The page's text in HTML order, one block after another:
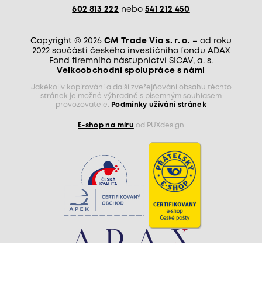
602 813 222 nebo 541 212 450
Copyright © 2026 CM Trade Via s. r. o. – od roku
2022 součástí českého investičního fondu ADAX
Fond firemního nástupnictví SICAV, a. s.
Velkoobchodní spolupráce s námi
Jakékoliv kopírování a další zveřejňování obsahu těchto
stránek je možné výhradně s písemným souhlasem
provozovatele.
Podmínky užívání stránek
E-shop na míru od PUXdesign